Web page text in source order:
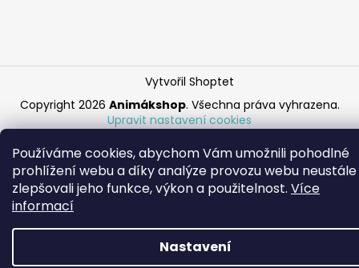
Používáme cookies, abychom Vám umožnili pohodlné
prohlížení webu a díky analýze provozu webu neustále
zlepšovali jeho funkce, výkon a použitelnost. Více
informací
Nastavení
Vytvořil Shoptet
Copyright 2026 Animákshop. Všechna práva vyhrazena.
Upravit nastavení cookies